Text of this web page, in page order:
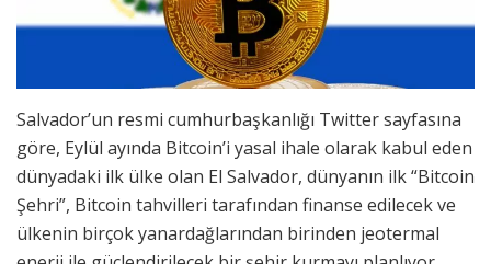
Salvador’un resmi cumhurbaşkanlığı Twitter sayfasına
göre, Eylül ayında Bitcoin’i yasal ihale olarak kabul eden
dünyadaki ilk ülke olan El Salvador, dünyanın ilk “Bitcoin
Şehri”, Bitcoin tahvilleri tarafından finanse edilecek ve
ülkenin birçok yanardağlarından birinden jeotermal